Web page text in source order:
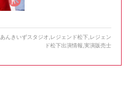
あんきいずスタジオ レジェンド松下 レジェン
ド松下出演情報 実演販売士